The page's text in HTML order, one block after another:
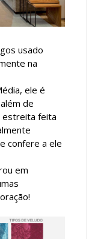
usado
na
ele é
de
estreita feita
confere a ele
em